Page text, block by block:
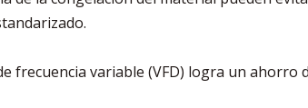
variable (VFD) logra un ahorro